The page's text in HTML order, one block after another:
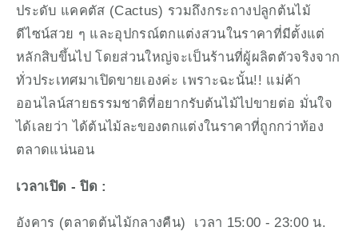
ประดับ แคคตัส (Cactus) รวมถึงกระถางปลูกต้นไม้
ดีไซน์สวย ๆ และอุปกรณ์ตกแต่งสวนในราคาที่มีตั้งแต่
หลักสิบขึ้นไป โดยส่วนใหญ่จะเป็นร้านที่ผู้ผลิตตัวจริงจาก
ทั่วประเทศมาเปิดขายเองค่ะ เพราะฉะนั้น!! แม่ค้า
ออนไลน์สายธรรมชาติที่อยากรับต้นไม้ไปขายต่อ มั่นใจ
ได้เลยว่า ได้ต้นไม้ละของตกแต่งในราคาที่ถูกกว่าท้อง
ตลาดแน่นอน
เวลาเปิด - ปิด :
อังคาร (ตลาดต้นไม้กลางคืน)  เวลา 15:00 - 23:00 น.